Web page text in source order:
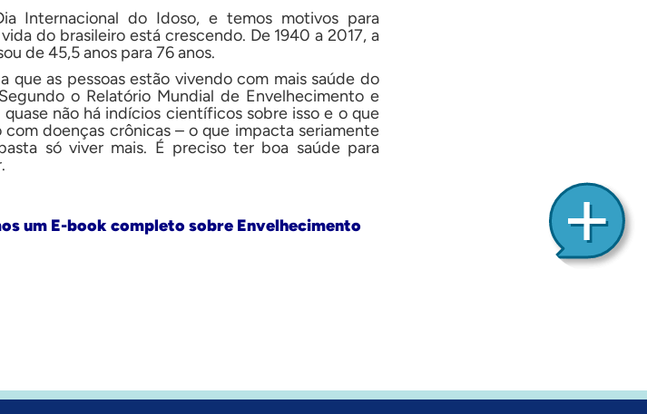
Internacional do Idoso, e temos motivos para
do brasileiro está crescendo. De 1940 a 2017, a
de 45,5 anos para 76 anos.
que as pessoas estão vivendo com mais saúde do
o Relatório Mundial de Envelhecimento e
não há indícios científicos sobre isso e o que
doenças crônicas – o que impacta seriamente
só viver mais. É preciso ter boa saúde para
um E-book completo sobre Envelhecimento